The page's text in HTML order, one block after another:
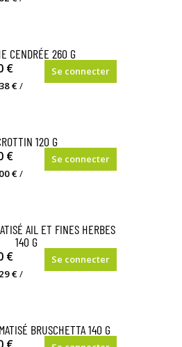
CENDRÉE 260 G
€
€/
Se connecter
120 G
€
€/
Se connecter
AIL ET FINES HERBES
140 G
€
€/
Se connecter
BRUSCHETTA 140 G